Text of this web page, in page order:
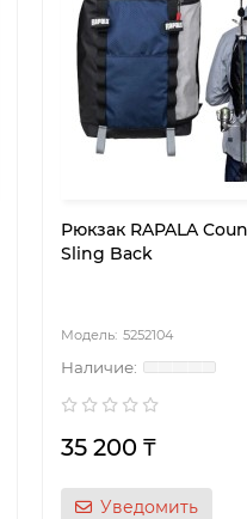
Рюкзак RAPALA
Sling Back
5252104
35 200 ₸
Уведомить